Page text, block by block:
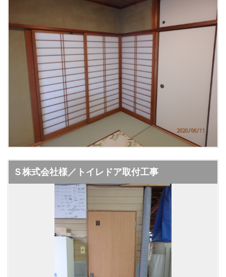
Ｓ株式会社様／トイレドア取付工事